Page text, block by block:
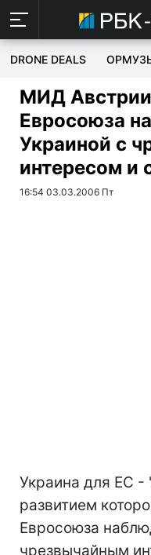
DRONE DEALS
МИД
Евросоюза
Украиной с
интересом и
16:54 03.03.2006 Пт
Украина для ЕС -
развитием
Евросоюза
чрезвычайным